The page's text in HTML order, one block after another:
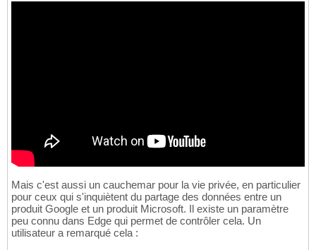
Mais c'est aussi un cauchemar pour la vie privée, en particulier
pour ceux qui s'inquiètent du partage des données entre un
produit Google et un produit Microsoft. Il existe un paramètre
peu connu dans Edge qui permet de contrôler cela. Un
utilisateur a remarqué cela :